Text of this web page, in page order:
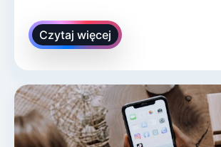
Czytaj więcej